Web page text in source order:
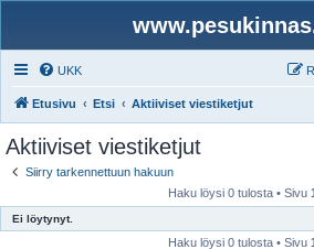
UKK
Etusivu Etsi Aktiiviset viestiketjut
Aktiiviset viestiketjut
Siirry tarkennettuun hakuun
Haku löysi 0 tulosta • Sivu
Ei löytynyt.
Haku löysi 0 tulosta • Sivu